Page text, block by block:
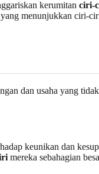
kerumitan ciri-
menunjukkan ciri-
dan usaha yang
keunikan dan
mereka sebahagian